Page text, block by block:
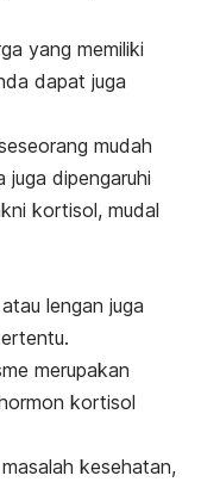
yang memiliki
dapat juga
mudah
juga dipengaruhi
kortisol, mudal
lengan juga
merupakan
kortisol
kesehatan,